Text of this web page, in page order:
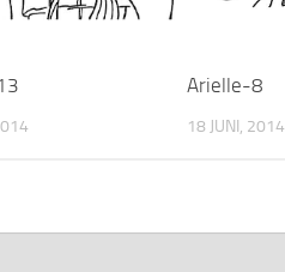
Arielle-8
18 JUNI, 2014